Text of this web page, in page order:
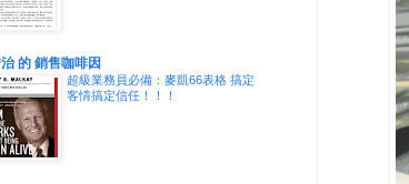
的 銷售咖啡因
超級業務員必備：麥凱66表格 搞定
客情搞定信任！！！